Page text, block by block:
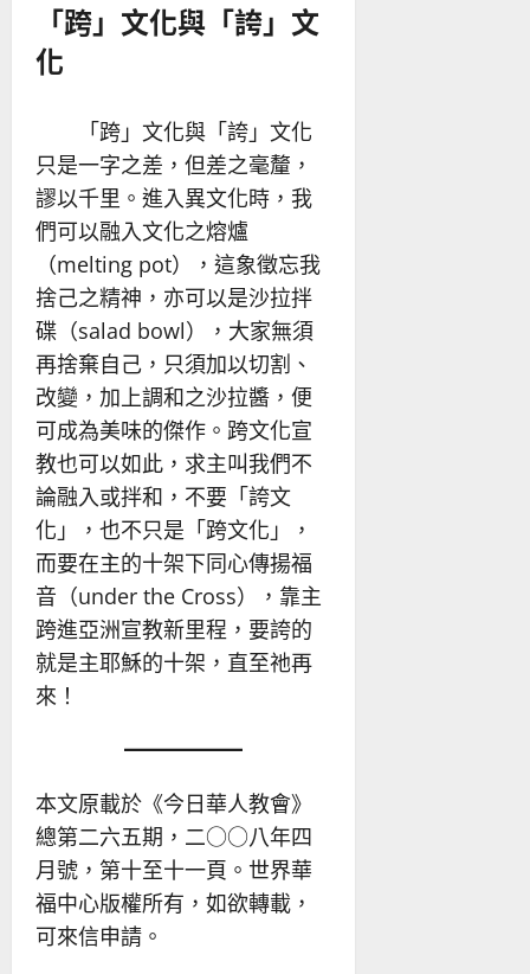
「跨」文化與「誇」文
化
「跨」文化與「誇」文化
只是一字之差，但差之毫釐，
謬以千里。進入異文化時，我
們可以融入文化之熔爐
（melting pot），這象徵忘我
捨己之精神，亦可以是沙拉拌
碟（salad bowl），大家無須
再捨棄自己，只須加以切割、
改變，加上調和之沙拉醬，便
可成為美味的傑作。跨文化宣
教也可以如此，求主叫我們不
論融入或拌和，不要「誇文
化」，也不只是「跨文化」，
而要在主的十架下同心傳揚福
音（under the Cross），靠主
跨進亞洲宣教新里程，要誇的
就是主耶穌的十架，直至祂再
來！
本文原載於《今日華人教會》
總第二六五期，二○○八年四
月號，第十至十一頁。世界華
福中心版權所有，如欲轉載，
可來信申請。